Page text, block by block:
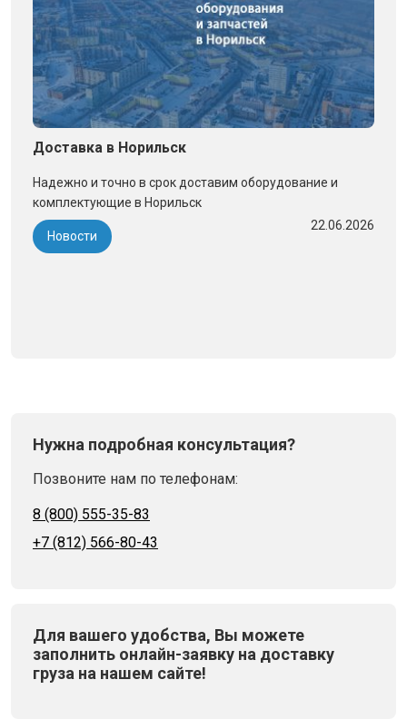
Доставка в Норильск
Надежно и точно в срок доставим оборудование и
комплектующие в Норильск
Новости
22.06.2026
Нужна подробная консультация?
Позвоните нам по телефонам:
8 (800) 555-35-83
+7 (812) 566-80-43
Для вашего удобства, Вы можете
заполнить онлайн-заявку на доставку
груза на нашем сайте!